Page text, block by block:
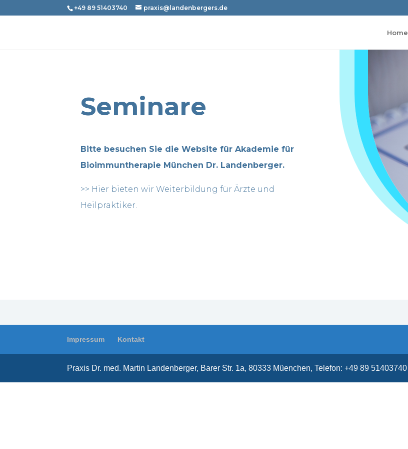
+49 89 51403740 praxis@landenbergers.de
Home
Seminare
Bitte besuchen Sie die Website für Akademie für
Bioimmuntherapie München Dr. Landenberger.
>> Hier bieten wir Weiterbildung für Ärzte und
Heilpraktiker.
Impressum Kontakt
Praxis Dr. med. Martin Landenberger, Barer Str. 1a, 80333 Müenchen, Telefon: +49 89 51403740